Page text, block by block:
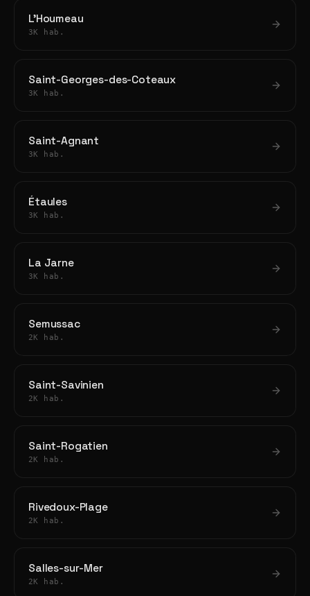
L'Houmeau
3K hab.
Saint-Georges-des-Coteaux
3K hab.
Saint-Agnant
3K hab.
Étaules
3K hab.
La Jarne
3K hab.
Semussac
2K hab.
Saint-Savinien
2K hab.
Saint-Rogatien
2K hab.
Rivedoux-Plage
2K hab.
Salles-sur-Mer
2K hab.